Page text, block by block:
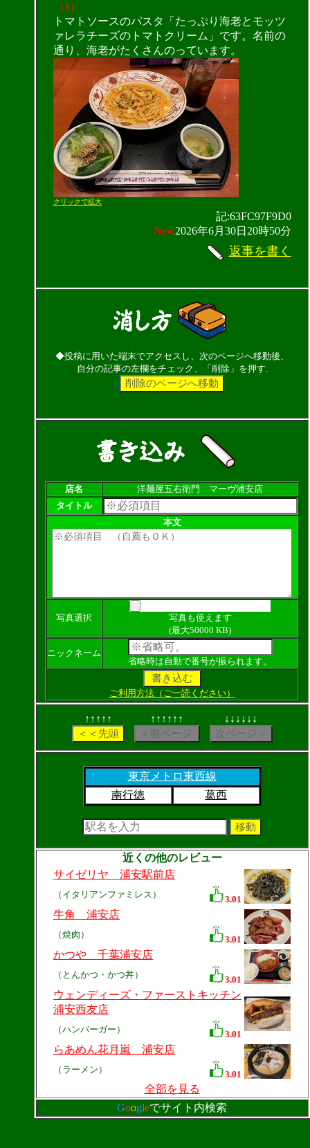
（1）
トマトソースのパスタ「たっぷり海老とモッツ
ァレラチーズのトマトクリーム」です。名前の
通り、海老がたくさんのっています。
クリックで拡大
記:63FC97F9D0
New2026年6月30日20時50分
返事を書く
◆投稿に用いた端末でアクセスし、次のページへ移動後、
自分の記事の左欄をチェック、「削除」を押す.
店名
洋麺屋五右衛門 マーヴ浦安店
タイトル
本文
写真選択
写真も使えます
(最大50000 KB)
ニックネーム
省略時は自動で番号が振られます。
ご利用方法（ご一読ください）
↑↑↑↑↑ ↑↑↑↑↑↑ ↓↓↓↓↓↓
東京メトロ東西線
南行徳
葛西
近くの他のレビュー
サイゼリヤ 浦安駅前店
（イタリアンファミレス） 3.01
牛角 浦安店
（焼肉） 3.01
かつや 千葉浦安店
（とんかつ・かつ丼） 3.01
ウェンディーズ・ファーストキッチン
浦安西友店
（ハンバーガー） 3.01
らあめん花月嵐 浦安店
（ラーメン） 3.01
全部を見る
Googleでサイト内検索